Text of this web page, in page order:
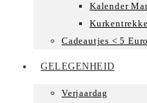
Kalender
Cadeautjes < 5 Euro
GELEGENHEID
Verjaardag